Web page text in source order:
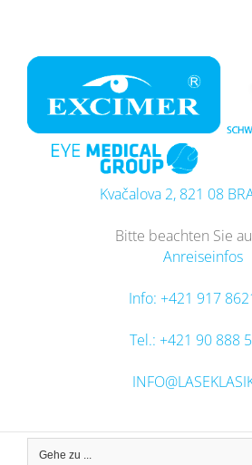
Kvačalova 2, 821 08
Bitte beachten Sie
Anreiseinfos
Info: +421 917
Tel.: +421 90 888
Gehe zu ...